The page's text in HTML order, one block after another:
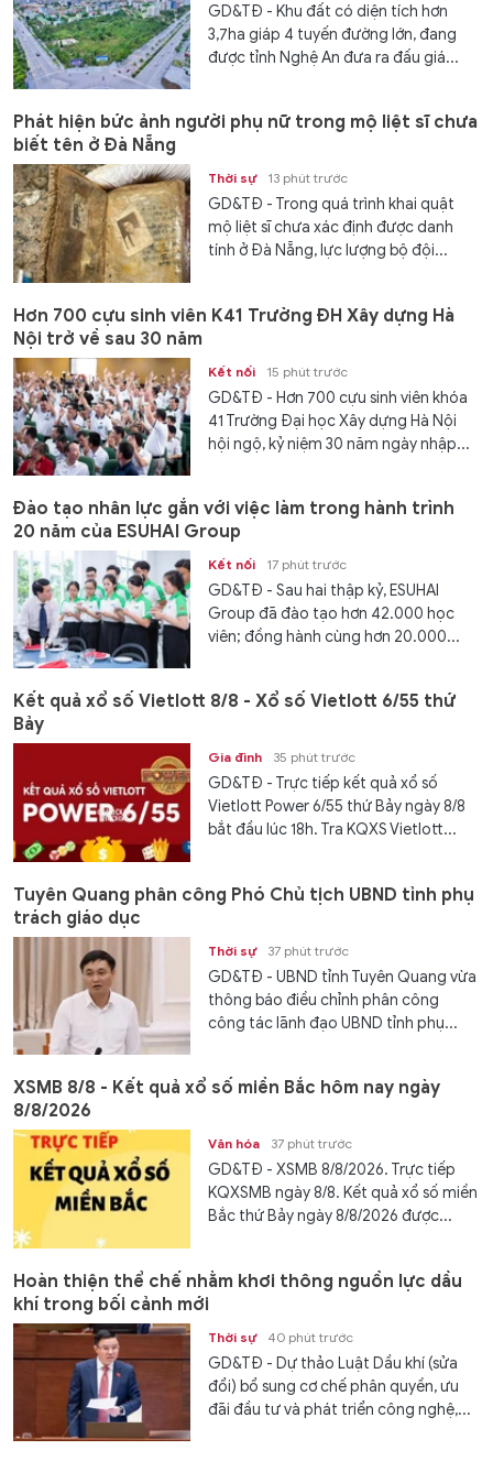
GD&TĐ - Khu đất có diện tích hơn
3,7ha giáp 4 tuyến đường lớn, đang
được tỉnh Nghệ An đưa ra đấu giá...
Phát hiện bức ảnh người phụ nữ trong mộ liệt sĩ chưa
biết tên ở Đà Nẵng
Thời sự 13 phút trước
GD&TĐ - Trong quá trình khai quật
mộ liệt sĩ chưa xác định được danh
tính ở Đà Nẵng, lực lượng bộ đội...
Hơn 700 cựu sinh viên K41 Trường ĐH Xây dựng Hà
Nội trở về sau 30 năm
Kết nối 15 phút trước
GD&TĐ - Hơn 700 cựu sinh viên khóa
41 Trường Đại học Xây dựng Hà Nội
hội ngộ, kỷ niệm 30 năm ngày nhập...
Đào tạo nhân lực gắn với việc làm trong hành trình
20 năm của ESUHAI Group
Kết nối 17 phút trước
GD&TĐ - Sau hai thập kỷ, ESUHAI
Group đã đào tạo hơn 42.000 học
viên; đồng hành cùng hơn 20.000...
Kết quả xổ số Vietlott 8/8 - Xổ số Vietlott 6/55 thứ
Bảy
Gia đình 35 phút trước
GD&TĐ - Trực tiếp kết quả xổ số
Vietlott Power 6/55 thứ Bảy ngày 8/8
bắt đầu lúc 18h. Tra KQXS Vietlott...
Tuyên Quang phân công Phó Chủ tịch UBND tỉnh phụ
trách giáo dục
Thời sự 37 phút trước
GD&TĐ - UBND tỉnh Tuyên Quang vừa
thông báo điều chỉnh phân công
công tác lãnh đạo UBND tỉnh phụ...
XSMB 8/8 - Kết quả xổ số miền Bắc hôm nay ngày
8/8/2026
Văn hóa 37 phút trước
GD&TĐ - XSMB 8/8/2026. Trực tiếp
KQXSMB ngày 8/8. Kết quả xổ số miền
Bắc thứ Bảy ngày 8/8/2026 được...
Hoàn thiện thể chế nhằm khơi thông nguồn lực dầu
khí trong bối cảnh mới
Thời sự 40 phút trước
GD&TĐ - Dự thảo Luật Dầu khí (sửa
đổi) bổ sung cơ chế phân quyền, ưu
đãi đầu tư và phát triển công nghệ,...